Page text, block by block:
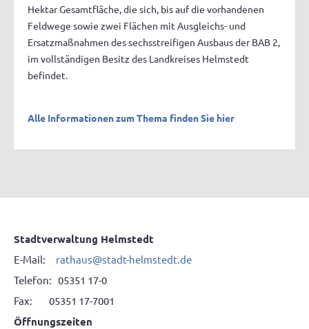
Hektar Gesamtfläche, die sich, bis auf die vorhandenen
Feldwege sowie zwei Flächen mit Ausgleichs- und
Ersatzmaßnahmen des sechsstreifigen Ausbaus der BAB 2,
im vollständigen Besitz des Landkreises Helmstedt
befindet.
Alle Informationen zum Thema finden Sie hier
Stadtverwaltung Helmstedt
E-Mail: rathaus@stadt-helmstedt.de
Telefon: 05351 17-0
Fax: 05351 17-7001
Öffnungszeiten